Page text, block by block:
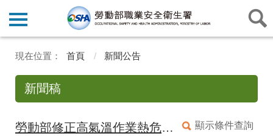
首頁 新聞公告
新聞稿
顯示條件查詢
勞動部修正高氣溫作業熱危害預防指引並舉辦觀摩會，呼籲雇主落實防護措施